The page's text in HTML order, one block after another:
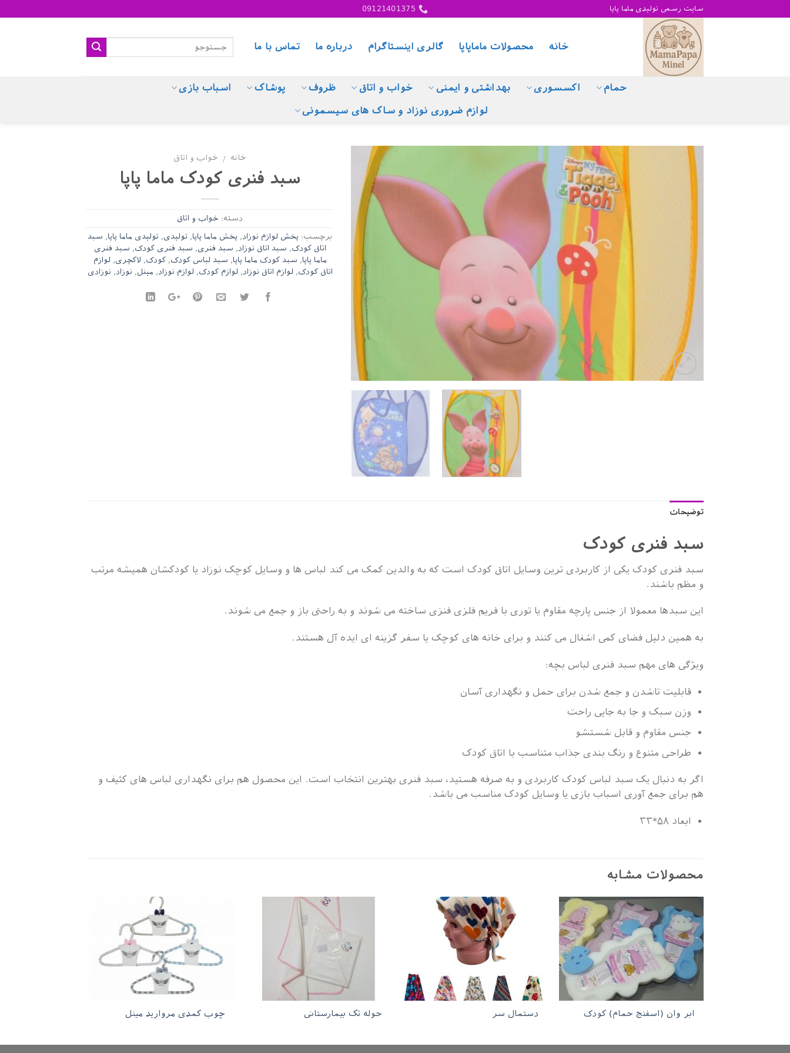
سایت رسمی تولیدی ماما پاپا 09121401375
خانه محصولات ماماپاپا گالری اینستاگرام درباره ما تماس با ما
حمام اکسسوری بهداشتی و ایمنی خواب و اتاق ظروف پوشاک اسباب بازی
لوازم ضروری نوزاد و ساک های سیسمونی
خانه / خواب و اتاق
سبد فنری کودک ماما پاپا
دسته: خواب و اتاق
برچسب: پخش لوازم نوزاد, پخش ماما پاپا, تولیدی, تولیدی ماما پاپا, سبد
اتاق کودک, سبد اتاق نوزاد, سبد فنری, سبد فنری کودک, سبد فنری
ماما پاپا, سبد کودک ماما پاپا, سبد لباس کودک,کودک, لاکچری, لوازم
اتاق کودک, لوازم اتاق نوزاد, لوازم کودک, لوازم نوزاد, مینل, نوزاد, نوزادی
توضیحات
سبد فنری کودک
سبد فنری کودک یکی از کاربردی ترین وسایل اتاق کودک است که به والدین کمک می کند لباس ها و وسایل کوچک نوزاد یا کودکشان همیشه مرتب
و مظم باشند.
این سبدها معمولا از جنس پارچه مقاوم یا توری با فریم فلزی فنزی ساخته می شوند و به راحتی باز و جمع می شوند.
به همین دلیل فضای کمی اشغال می کنند و برای خانه های کوچک یا سفر گزینه ای ایده آل هستند.
ویژگی های مهم سبد فنری لباس بچه:
قابلیت تاشدن و جمع شدن برای حمل و نگهداری آسان
وزن سبک و جا به جایی راحت
جنس مقاوم و قابل شستشو
طراحی متنوع و رنگ بندی جذاب متناسب با اتاق کودک
اگر به دنبال یک سبد لباس کودک کاربردی و به صرفه هستید، سبد فنری بهترین انتخاب است. این محصول هم برای نگهداری لباس های کثیف و
هم برای جمع آوری اسباب بازی یا وسایل کودک مناسب می باشد.
ابعاد ۵۸*۳۳
محصولات مشابه
ابر وان (اسفنج حمام) کودک دستمال سر حوله تک بیمارستانی چوب کمدی مروارید مینل